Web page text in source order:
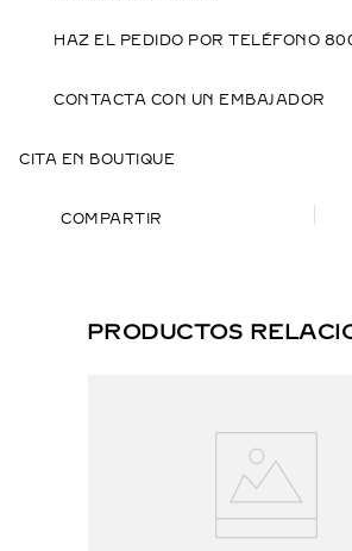
HAZ EL PEDIDO POR TELÉFONO
CONTACTA CON UN EMBAJADOR
CITA EN BOUTIQUE
COMPARTIR
PRODUCTOS